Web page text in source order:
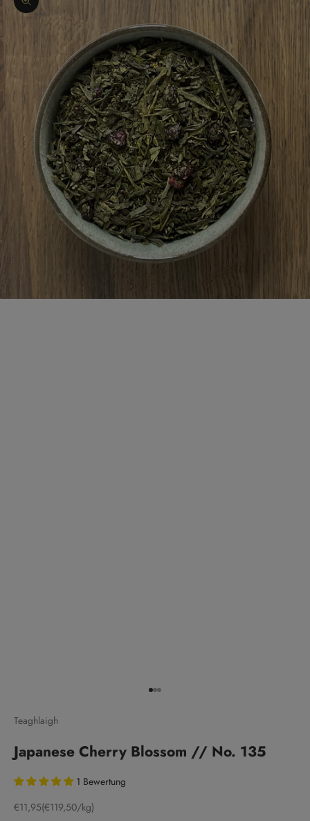
Zoom picture
Go to item 1
Go to item 2
Go to item 3
Teaghlaigh
Japanese Cherry Blossom // No. 135
1 Bewertung
Sale price
€11,95(€119,50/kg)